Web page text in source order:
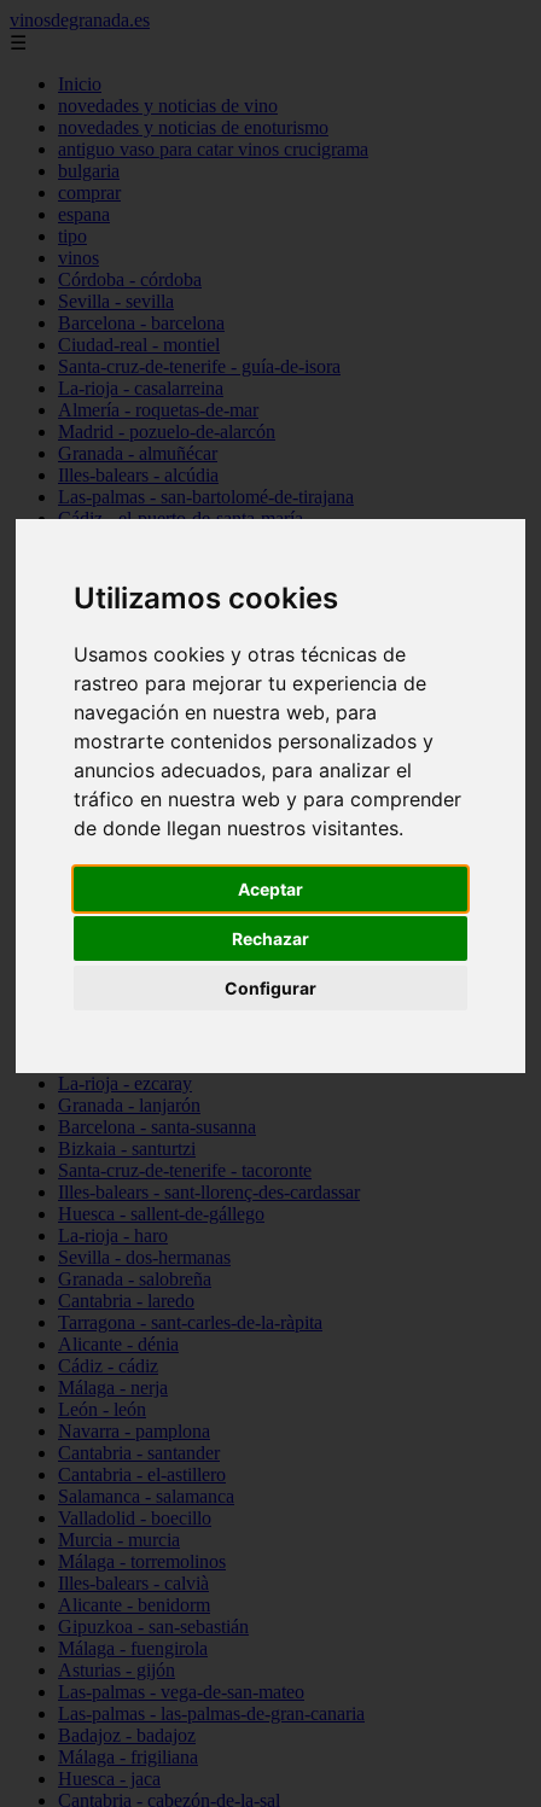
Utilizamos cookies
Usamos cookies y otras técnicas de
rastreo para mejorar tu experiencia de
navegación en nuestra web, para
mostrarte contenidos personalizados y
anuncios adecuados, para analizar el
tráfico en nuestra web y para comprender
de donde llegan nuestros visitantes.
Aceptar
Rechazar
Configurar
vinosdegranada.es
☰
Inicio
novedades y noticias de vino
novedades y noticias de enoturismo
antiguo vaso para catar vinos crucigrama
bulgaria
comprar
espana
tipo
vinos
Córdoba - córdoba
Sevilla - sevilla
Barcelona - barcelona
Ciudad-real - montiel
Santa-cruz-de-tenerife - guía-de-isora
La-rioja - casalarreina
Almería - roquetas-de-mar
Madrid - pozuelo-de-alarcón
Granada - almuñécar
Illes-balears - alcúdia
Las-palmas - san-bartolomé-de-tirajana
Cádiz - el-puerto-de-santa-maría
Santa-cruz-de-tenerife - los-llanos-de-aridane
Cantabria - suances
Granada - monachil
Huesca - isábena
Huesca - alquézar
Huesca - castejón-de-sos
Sevilla - marinaleda
Córdoba - almedinilla
Navarra - zangoza
Cantabria - arenas-de-iguña
Barcelona - la-pobla-de-lillet
Las-palmas - yaiza
Valladolid - fuensaldaña
La-rioja - ezcaray
Granada - lanjarón
Barcelona - santa-susanna
Bizkaia - santurtzi
Santa-cruz-de-tenerife - tacoronte
Illes-balears - sant-llorenç-des-cardassar
Huesca - sallent-de-gállego
La-rioja - haro
Sevilla - dos-hermanas
Granada - salobreña
Cantabria - laredo
Tarragona - sant-carles-de-la-ràpita
Alicante - dénia
Cádiz - cádiz
Málaga - nerja
León - león
Navarra - pamplona
Cantabria - santander
Cantabria - el-astillero
Salamanca - salamanca
Valladolid - boecillo
Murcia - murcia
Málaga - torremolinos
Illes-balears - calvià
Alicante - benidorm
Gipuzkoa - san-sebastián
Málaga - fuengirola
Asturias - gijón
Las-palmas - vega-de-san-mateo
Las-palmas - las-palmas-de-gran-canaria
Badajoz - badajoz
Málaga - frigiliana
Huesca - jaca
Cantabria - cabezón-de-la-sal